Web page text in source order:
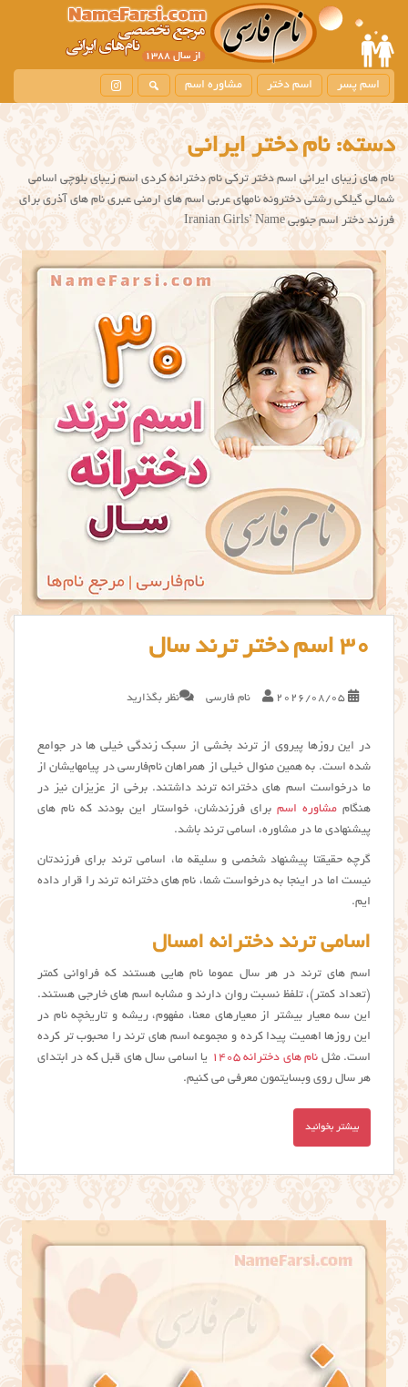
m
i
c
n
t
اسم پسر اسم دختر مشاوره اسم
دسته:نام دختر ایرانی
نام های زیبای ایرانی اسم دختر ترکی نام دخترانه کردی اسم زیبای بلوچی اسامی
شمالی گیلکی رشتی دخترونه نامهای عربی اسم های ارمنی عبری نام های آذری برای
فرزند دختر اسم جنوبی Iranian Girls’ Name
30 اسم دختر ترند سال
2026/08/05 نام فارسی نظر بگذارید
در این روزها پیروی از ترند بخشی از سبک زندگی خیلی ها در جوامع
شده است. به همین منوال خیلی از همراهان نام‌فارسی در پیامهایشان از
ما درخواست اسم های دخترانه ترند داشتند. برخی از عزیزان نیز در
هنگام مشاوره اسم برای فرزندشان، خواستار این بودند که نام های
پیشنهادی ما در مشاوره، اسامی ترند باشد.
گرچه حقیقتا پیشنهاد شخصی و سلیقه ما، اسامي ترند برای فرزندتان
نیست اما در اینجا به درخواست شما، نام های دخترانه ترند را قرار داده
ایم.
اسامی ترند دخترانه امسال
اسم های ترند در هر سال عموما نام هایی هستند که فراوانی کمتر
(تعداد کمتر)، تلفظ نسبت روان دارند و مشابه اسم های خارجی هستند.
این سه معیار بیشتر از معیارهای معنا، مفهوم، ریشه و تاریخچه نام در
این روزها اهمیت پیدا کرده و مجموعه اسم های ترند را محبوب تر کرده
است. مثل نام های دخترانه 1405
یا اسامی سال های قبل که در ابتدای
هر سال روی وبسایتمون معرفی می کنیم.
بیشتر بخوانید